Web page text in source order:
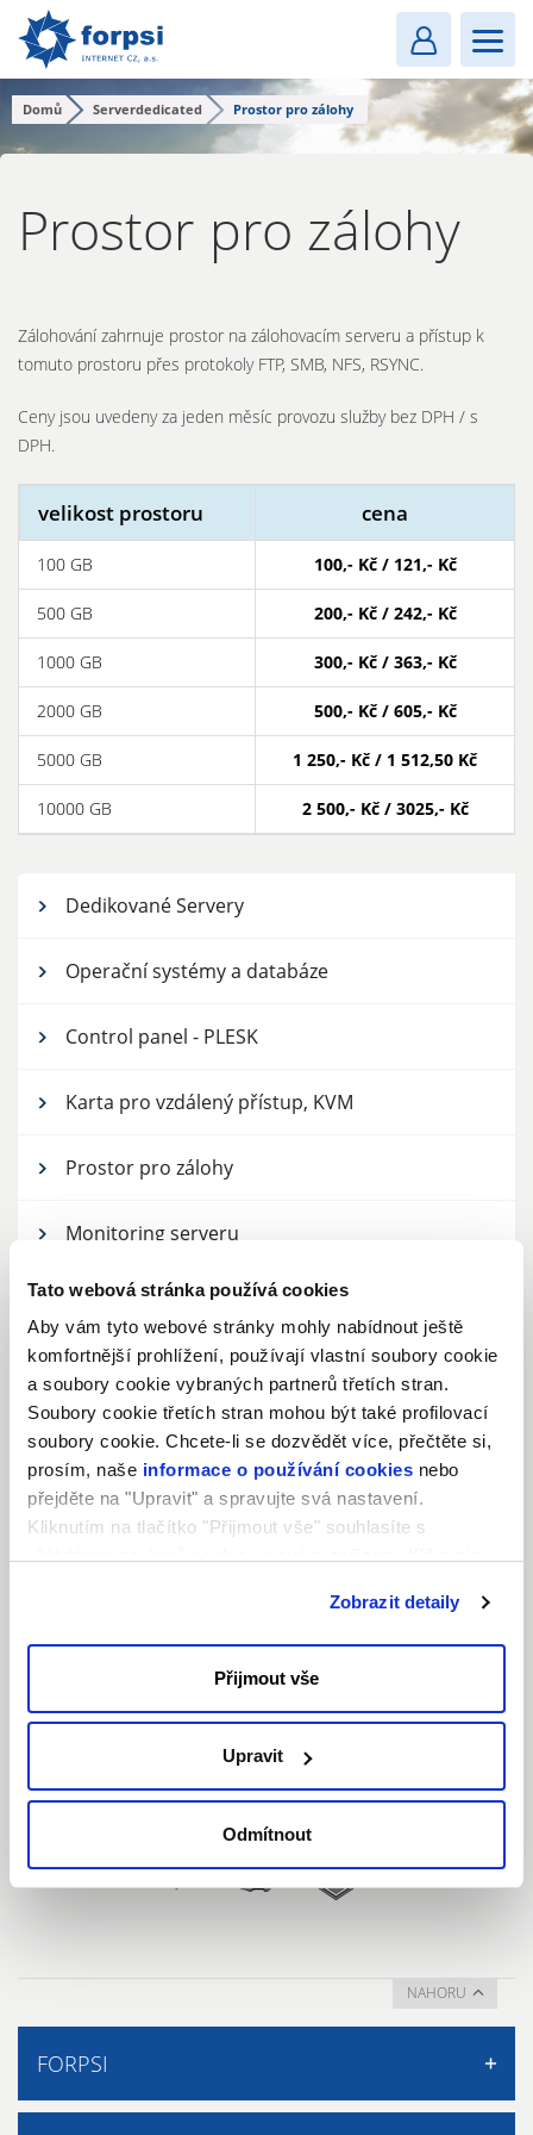
Tato webová stránka používá cookies
Aby vám tyto webové stránky mohly nabídnout ještě
komfortnější prohlížení, používají vlastní soubory cookie
a soubory cookie vybraných partnerů třetích stran.
Soubory cookie třetích stran mohou být také profilovací
soubory cookie. Chcete-li se dozvědět více, přečtěte si,
prosím, naše informace o používání cookies nebo
přejděte na "Upravit" a spravujte svá nastavení.
Kliknutím na tlačítko "Přijmout vše" souhlasíte s
Zobrazit detaily
Přijmout vše
Upravit
Odmítnout
Domů Serverdedicated Prostor pro zálohy
Prostor pro zálohy
Zálohování zahrnuje prostor na zálohovacím serveru a přístup k
tomuto prostoru přes protokoly FTP, SMB, NFS, RSYNC.
Ceny jsou uvedeny za jeden měsíc provozu služby bez DPH / s
DPH.
velikost prostoru cena
100 GB 100,- Kč / 121,- Kč
500 GB 200,- Kč / 242,- Kč
1000 GB 300,- Kč / 363,- Kč
2000 GB 500,- Kč / 605,- Kč
5000 GB 1 250,- Kč / 1 512,50 Kč
10000 GB 2 500,- Kč / 3025,- Kč
Dedikované Servery
Operační systémy a databáze
Control panel - PLESK
Karta pro vzdálený přístup, KVM
Prostor pro zálohy
Monitoring serveru
Hardwarový firewall
Switch pro infrastrukturu
SSL certifikáty
Datacentrum
NAHORU
FORPSI
MENU
Login